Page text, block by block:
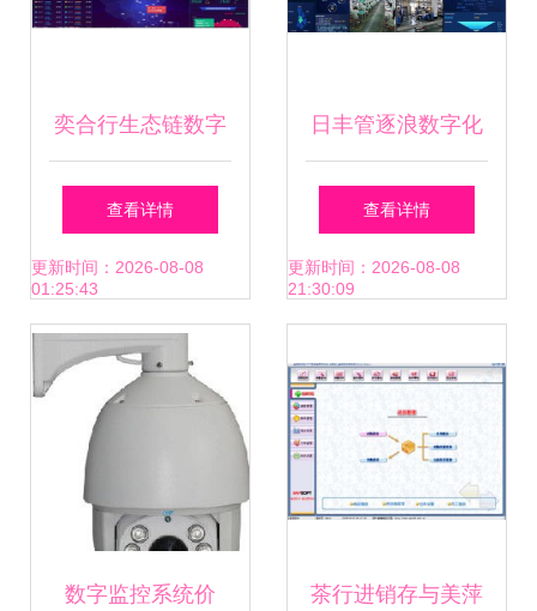
奕合行生态链数字
化营销解决方案 数
字监控系统助力房
企成交去化
查看详情
更新时间：2026-08-08
01:25:43
日丰管逐浪数字化
潮头，焕发民族品
牌新势能——数字
新局
查看详情
更新时间：2026-08-08
21:30:09
数字监控系统价 茶行进销存与美萍